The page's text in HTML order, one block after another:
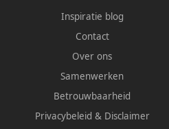
Inspiratie blog
Contact
Over ons
Samenwerken
Betrouwbaarheid
Privacybeleid & Disclaimer